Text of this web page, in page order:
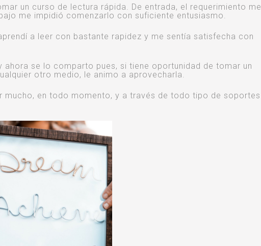
un curso de lectura rápida. De entrada, el requerimiento me
me impidió comenzarlo con suficiente entusiasmo.
a leer con bastante rapidez y me sentía satisfecha con
ahora se lo comparto pues, si tiene oportunidad de tomar un
otro medio, le animo a aprovecharla.
mucho, en todo momento, y a través de todo tipo de soportes